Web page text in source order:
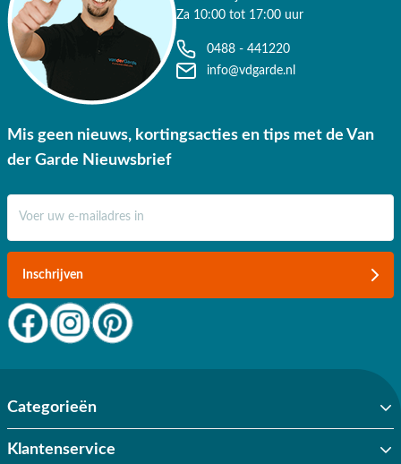
Za 10:00 tot 17:00 uur
0488 - 441220
info@vdgarde.nl
Mis geen nieuws, kortingsacties en tips met de Van
der Garde Nieuwsbrief
Inschrijven
Categorieën
Klantenservice